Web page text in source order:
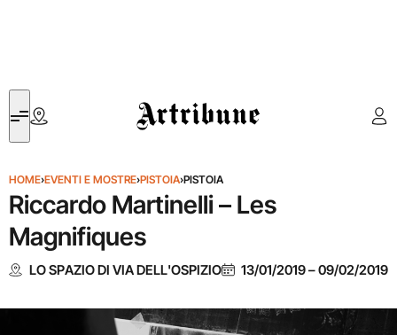
Artribune
HOME›EVENTI E MOSTRE›PISTOIA›PISTOIA
Riccardo Martinelli – Les
Magnifiques
LO SPAZIO DI VIA DELL'OSPIZIO 13/01/2019–09/02/2019